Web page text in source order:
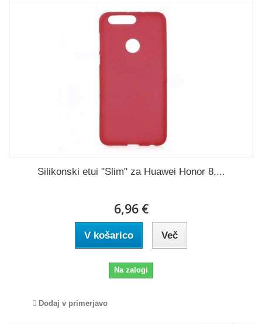
Silikonski etui "Slim" za Huawei Honor 8,...
6,96 €
V košarico Več
Na zalogi
Dodaj v primerjavo